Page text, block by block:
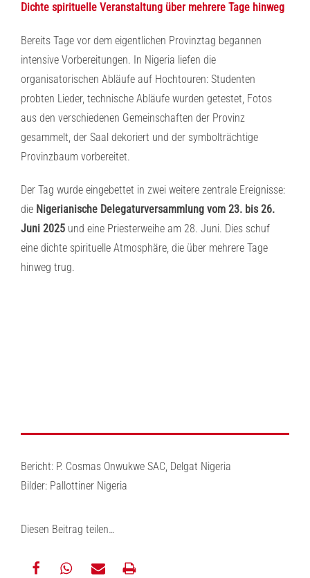
Dichte spirituelle Veranstaltung über mehrere Tage hinweg
Bereits Tage vor dem eigentlichen Provinztag begannen
intensive Vorbereitungen. In Nigeria liefen die
organisatorischen Abläufe auf Hochtouren: Studenten
probten Lieder, technische Abläufe wurden getestet, Fotos
aus den verschiedenen Gemeinschaften der Provinz
gesammelt, der Saal dekoriert und der symbolträchtige
Provinzbaum vorbereitet.
Der Tag wurde eingebettet in zwei weitere zentrale Ereignisse:
die Nigerianische Delegaturversammlung vom 23. bis 26.
Juni 2025 und eine Priesterweihe am 28. Juni. Dies schuf
eine dichte spirituelle Atmosphäre, die über mehrere Tage
hinweg trug.
Bericht: P. Cosmas Onwukwe SAC, Delgat Nigeria
Bilder: Pallottiner Nigeria
Diesen Beitrag teilen…